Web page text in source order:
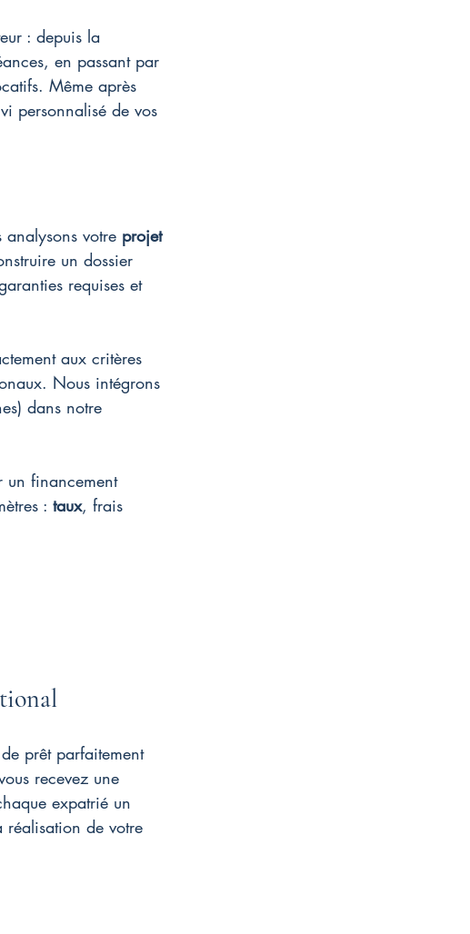
: depuis la
en passant par
Même après
personnalisé de vos
votre projet
un dossier
requises et
aux critères
Nous intégrons
dans notre
un financement
: taux, frais
prêt parfaitement
recevez une
expatrié un
réalisation de votre